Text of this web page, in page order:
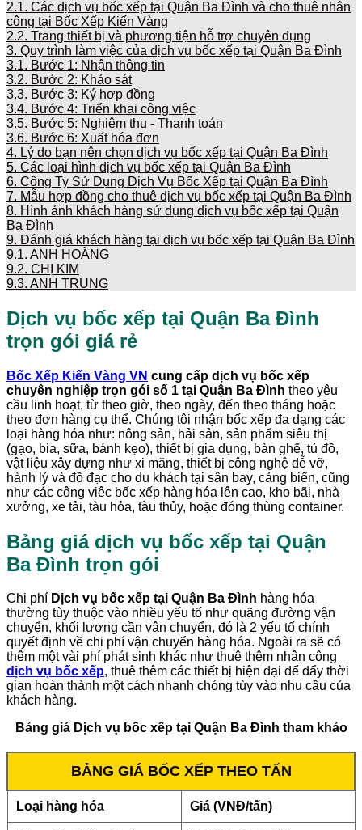
2.1. Các dịch vụ bốc xếp tại Quận Ba Đình và cho thuê nhân
công tại Bốc Xếp Kiến Vàng
2.2. Trang thiết bị và phương tiện hỗ trợ chuyên dụng
3. Quy trình làm việc của dịch vụ bốc xếp tại Quận Ba Đình
3.1. Bước 1: Nhận thông tin
3.2. Bước 2: Khảo sát
3.3. Bước 3: Ký hợp đồng
3.4. Bước 4: Triển khai công việc
3.5. Bước 5: Nghiệm thu - Thanh toán
3.6. Bước 6: Xuất hóa đơn
4. Lý do bạn nên chọn dịch vụ bốc xếp tại Quận Ba Đình
5. Các loại hình dịch vụ bốc xếp tại Quận Ba Đình
6. Công Ty Sử Dụng Dịch Vụ Bốc Xếp tại Quận Ba Đình
7. Mẫu hợp đồng cho thuê dịch vụ bốc xếp tại Quận Ba Đình
8. Hình ảnh khách hàng sử dụng dịch vụ bốc xếp tại Quận
Ba Đình
9. Đánh giá khách hàng tại dịch vụ bốc xếp tại Quận Ba Đình
9.1. ANH HOÀNG
9.2. CHỊ KIM
9.3. ANH TRUNG
Dịch vụ bốc xếp tại Quận Ba Đình
trọn gói giá rẻ
Bốc Xếp Kiến Vàng VN cung cấp dịch vụ bốc xếp
chuyên nghiệp trọn gói số 1 tại Quận Ba Đình theo yêu
cầu linh hoạt, từ theo giờ, theo ngày, đến theo tháng hoặc
theo đơn hàng cụ thể. Chúng tôi nhận bốc xếp đa dạng các
loại hàng hóa như: nông sản, hải sản, sản phẩm siêu thị
(gạo, bia, sữa, bánh kẹo), thiết bị gia dụng, bàn ghế, tủ đồ,
vật liệu xây dựng như xi măng, thiết bị công nghệ dễ vỡ,
hành lý và đồ đạc cho du khách tại sân bay, cảng biển, cũng
như các công việc bốc xếp hàng hóa lên cao, kho bãi, nhà
xưởng, xe tải, tàu hỏa, tàu thủy, hoặc đóng thùng container.
Bảng giá dịch vụ bốc xếp tại Quận
Ba Đình trọn gói
Chi phí Dịch vụ bốc xếp tại Quận Ba Đình hàng hóa
thường tùy thuộc vào nhiều yếu tố như quãng đường vận
chuyển, khối lượng cần vận chuyển, đó là 2 yếu tố chính
quyết định về chi phí vận chuyển hàng hóa. Ngoài ra sẽ có
thêm một vài phí phát sinh khác như thuê thêm nhân công
dịch vụ bốc xếp, thuê thêm các thiết bị hiện đại để đẩy thời
gian hoàn thành một cách nhanh chóng tùy vào nhu cầu của
khách hàng.
Bảng giá Dịch vụ bốc xếp tại Quận Ba Đình tham khảo
BẢNG GIÁ BỐC XẾP THEO TẤN
Loại hàng hóa Giá (VNĐ/tấn)